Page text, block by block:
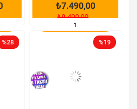
₺7.490,00
₺8.490,00
SEPETE EKLE
%28 %19
yeni
ürün